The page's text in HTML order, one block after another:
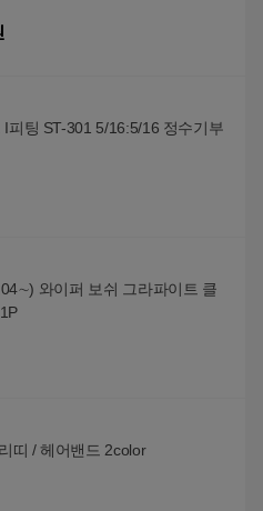
피팅 ST-301 5/16:5/16 정수기부
와이퍼 보쉬 그라파이트 클
띠 / 헤어밴드 2color